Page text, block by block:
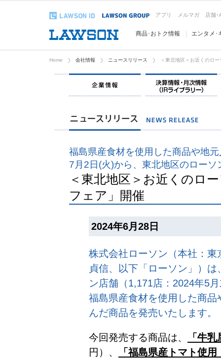
アプリ メルマガ 店舗･
商品･おトク情報 エンタメ･
Home 会社情報 ニュースリリース ＜東北地区＞お近くのロ
企業情報
福島県産食材を使用した商品や地
7月2日(火)から、東北地区のローソ
＜東北地区＞お近くのロ
フェア」開催
2024年6月28日
株式会社ローソン（本社：
貞信、以下「ローソン」）
ン店舗（1,171店：2024年5
福島県産食材を使用した商
んだ商品を発売いたします。
今回発売する商品は、
「牛
円）、
「福島県産トマト使